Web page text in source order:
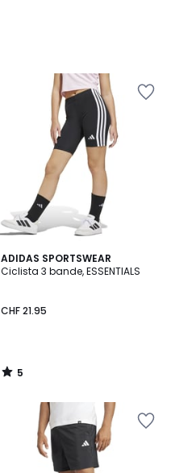
ADIDAS SPORTSWEAR
Ciclista 3 bande, ESSENTIALS
CHF 21.95
5
/
5
/